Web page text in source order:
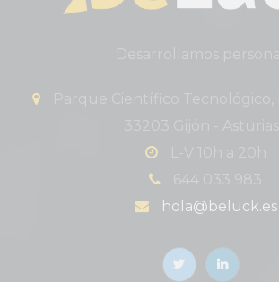
hola@beluck.es